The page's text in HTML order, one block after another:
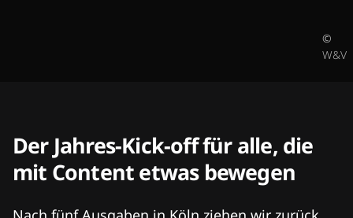
©
W&V
Der Jahres-Kick-off für alle, die
mit Content etwas bewegen